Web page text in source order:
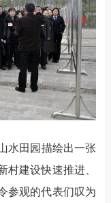
水田园描绘出一张
村建设快速推进、
参观的代表们叹为